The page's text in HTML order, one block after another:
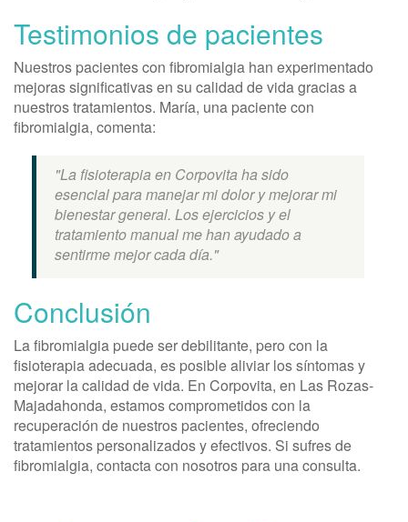
Testimonios de pacientes
Nuestros pacientes con fibromialgia han experimentado
mejoras significativas en su calidad de vida gracias a
nuestros tratamientos. María, una paciente con
fibromialgia, comenta:
"La fisioterapia en Corpovita ha sido
esencial para manejar mi dolor y mejorar mi
bienestar general. Los ejercicios y el
tratamiento manual me han ayudado a
sentirme mejor cada día."
Conclusión
La fibromialgia puede ser debilitante, pero con la
fisioterapia adecuada, es posible aliviar los síntomas y
mejorar la calidad de vida. En Corpovita, en Las Rozas-
Majadahonda, estamos comprometidos con la
recuperación de nuestros pacientes, ofreciendo
tratamientos personalizados y efectivos. Si sufres de
fibromialgia, contacta con nosotros para una consulta.